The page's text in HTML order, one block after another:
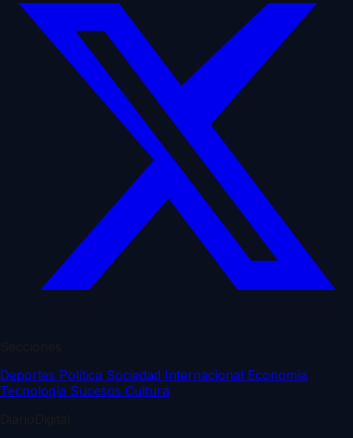
Deportes Política Sociedad Internacional Economía
Tecnología Sucesos Cultura